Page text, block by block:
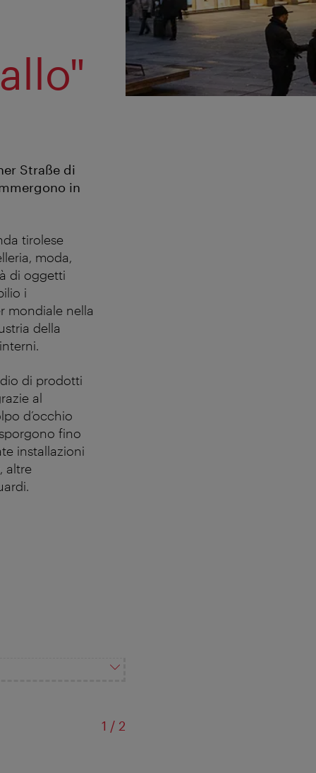
Straße di
in
tirolese
moda,
di oggetti
i
mondiale nella
della
di prodotti
al
d’occhio
fino
installazioni
altre
1 /di
2